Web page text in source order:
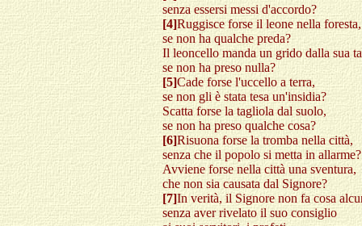
senza essersi messi d'accordo?
[4]Ruggisce forse il leone nella foresta,
se non ha qualche preda?
Il leoncello manda un grido dalla sua
se non ha preso nulla?
[5]Cade forse l'uccello a terra,
se non gli è stata tesa un'insidia?
Scatta forse la tagliola dal suolo,
se non ha preso qualche cosa?
[6]Risuona forse la tromba nella città,
senza che il popolo si metta in allarme?
Avviene forse nella città una sventura,
che non sia causata dal Signore?
[7]In verità, il Signore non fa cosa
senza aver rivelato il suo consiglio